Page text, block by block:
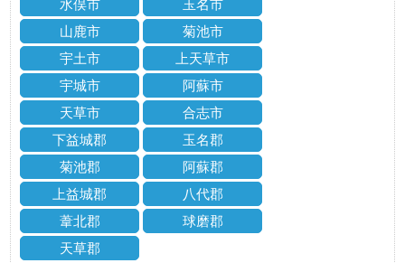
水俣市
玉名市
山鹿市
菊池市
宇土市
上天草市
宇城市
阿蘇市
天草市
合志市
下益城郡
玉名郡
菊池郡
阿蘇郡
上益城郡
八代郡
葦北郡
球磨郡
天草郡